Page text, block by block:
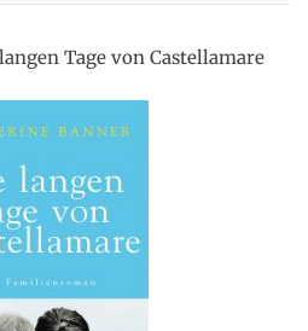
Tage von Castellamare